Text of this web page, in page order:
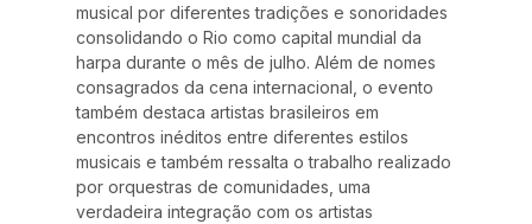
musical por diferentes tradições e sonoridades
consolidando o Rio como capital mundial da
harpa durante o mês de julho. Além de nomes
consagrados da cena internacional, o evento
também destaca artistas brasileiros em
encontros inéditos entre diferentes estilos
musicais e também ressalta o trabalho realizado
por orquestras de comunidades, uma
verdadeira integração com os artistas